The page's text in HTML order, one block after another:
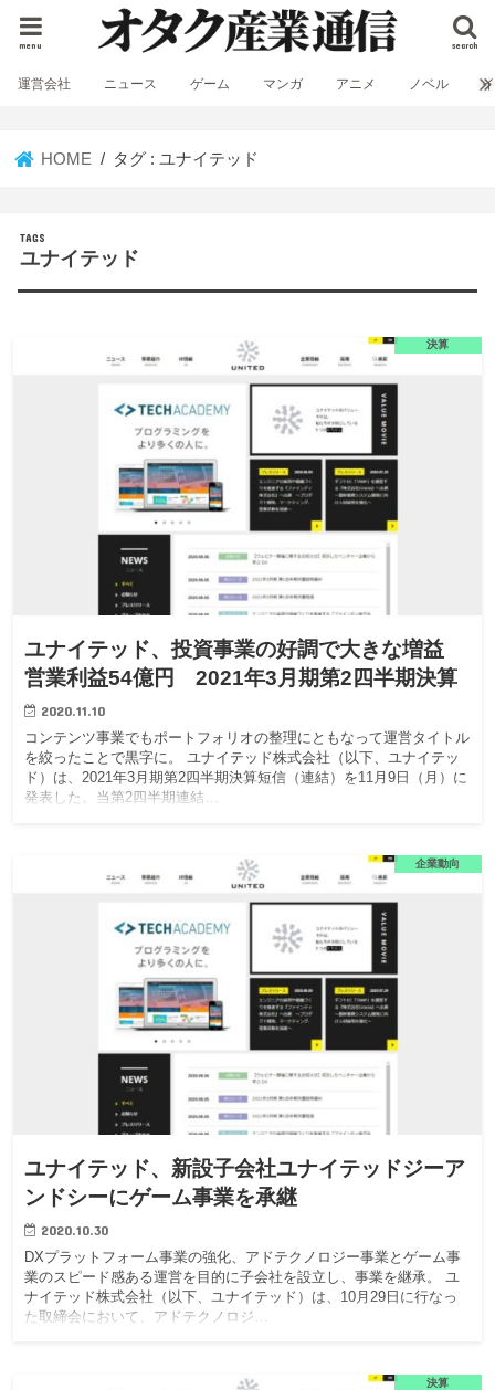
search
menu
運営会社 ニュース ゲーム マンガ アニメ ノベル
HOME タグ : ユナイテッド
ユナイテッド
決算
ユナイテッド、投資事業の好調で大きな増益
営業利益54億円 2021年3月期第2四半期決算
2020.11.10
コンテンツ事業でもポートフォリオの整理にともなって運営タイトル
を絞ったことで黒字に。 ユナイテッド株式会社（以下、ユナイテッ
ド）は、2021年3月期第2四半期決算短信（連結）を11月9日（月）に
発表した。当第2四半期連結…
企業動向
ユナイテッド、新設子会社ユナイテッドジーア
ンドシーにゲーム事業を承継
2020.10.30
DXプラットフォーム事業の強化、アドテクノロジー事業とゲーム事
業のスピード感ある運営を目的に子会社を設立し、事業を継承。 ユ
ナイテッド株式会社（以下、ユナイテッド）は、10月29日に行なっ
た取締会において、アドテクノロジ…
決算